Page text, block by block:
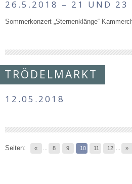
26.5.2018 – 21 UND 23
Sommerkonzert „Sternenklänge“
TRÖDELMARKT
12.05.2018
Seiten: « 8 9 10 11 12 »